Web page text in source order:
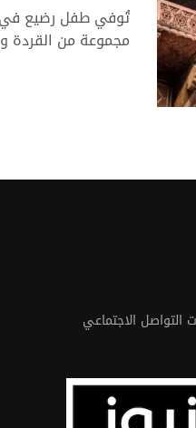
تُوفي طفل رضيع في
مجموعة من القردة
التواصل الاجتماعي